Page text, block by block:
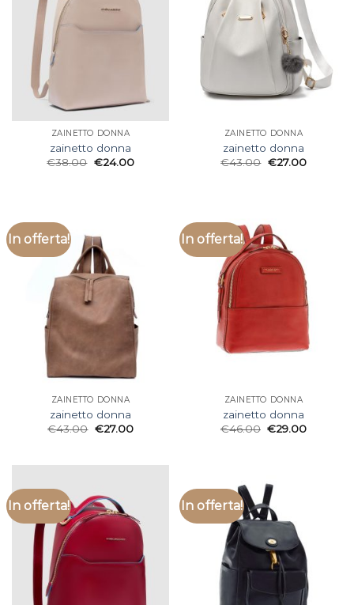
ZAINETTO DONNA
zainetto donna
€38.00 €24.00
ZAINETTO DONNA
zainetto donna
€43.00 €27.00
In offerta!
ZAINETTO DONNA
zainetto donna
€43.00 €27.00
In offerta!
ZAINETTO DONNA
zainetto donna
€46.00 €29.00
In offerta! In offerta!